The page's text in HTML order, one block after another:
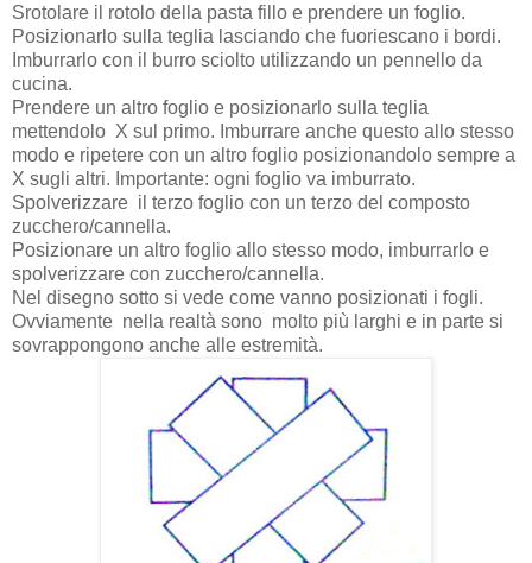
Srotolare il rotolo della pasta fillo e prendere un foglio.
Posizionarlo sulla teglia lasciando che fuoriescano i bordi.
Imburrarlo con il burro sciolto utilizzando un pennello da
cucina.
Prendere un altro foglio e posizionarlo sulla teglia
mettendolo X sul primo. Imburrare anche questo allo stesso
modo e ripetere con un altro foglio posizionandolo sempre a
X sugli altri. Importante: ogni foglio va imburrato.
Spolverizzare il terzo foglio con un terzo del composto
zucchero/cannella.
Posizionare un altro foglio allo stesso modo, imburrarlo e
spolverizzare con zucchero/cannella.
Nel disegno sotto si vede come vanno posizionati i fogli.
Ovviamente nella realtà sono molto più larghi e in parte si
sovrappongono anche alle estremità.